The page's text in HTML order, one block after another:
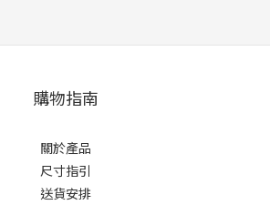
購物指南
關於產品
尺寸指引
送貨安排